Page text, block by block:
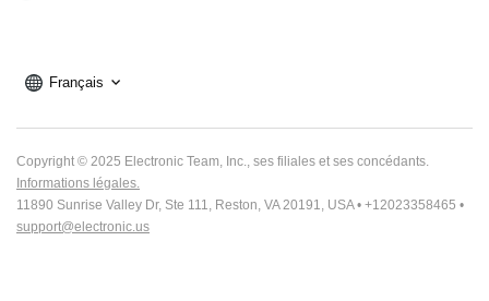
Français
Copyright © 2025 Electronic Team, Inc., ses filiales et ses concédants.
Informations légales.
11890 Sunrise Valley Dr, Ste 111, Reston, VA 20191, USA • +12023358465 •
support@electronic.us